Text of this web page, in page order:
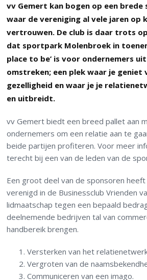
vv Gemert kan bogen op een brede
waar de vereniging al vele jaren op
vertrouwen. De club is daar trots
dat sportpark Molenbroek in
place to be’ is voor ondernemers
omstreken; een plek waar je geniet
gezelligheid en waar je je
en uitbreidt.
vv Gemert biedt een breed pallet aan
ondernemers om een relatie aan te
beide partijen profiteren. Voor meer
terecht bij een van de leden van de
Een groot deel van de sponsoren
verenigd in de Businessclub Vrienden
lidmaatschap tegen een bepaald
deelnemende bedrijven tal van
handbereik brengen.
Versterken van het
Vergroten van de
Communiceren van een imago.